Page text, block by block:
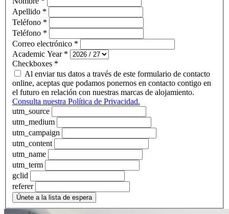
Apellido *
Teléfono *
Teléfono *
Correo electrónico *
Academic Year *
Checkboxes *
Al enviar tus datos a través de este formulario de contacto
online, aceptas que podamos ponernos en contacto contigo en
el futuro en relación con nuestras marcas de alojamiento.
Consulta nuestra Política de Privacidad.
utm_source
utm_medium
utm_campaign
utm_content
utm_name
utm_term
gclid
referer
Únete a la lista de espera